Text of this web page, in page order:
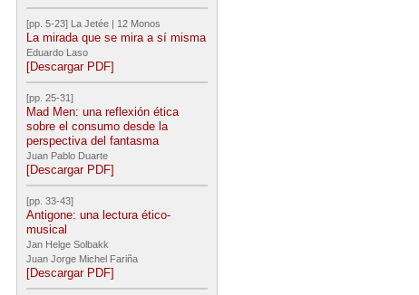
[pp. 5-23] La Jetée | 12 Monos
La mirada que se mira a sí misma
Eduardo Laso
[Descargar PDF]
[pp. 25-31]
Mad Men: una reflexión ética
sobre el consumo desde la
perspectiva del fantasma
Juan Pablo Duarte
[Descargar PDF]
[pp. 33-43]
Antigone: una lectura ético-
musical
Jan Helge Solbakk
Juan Jorge Michel Fariña
[Descargar PDF]